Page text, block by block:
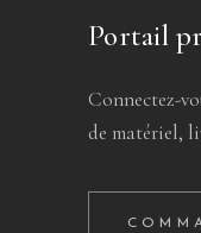
Portail
Connectez-
de matériel,